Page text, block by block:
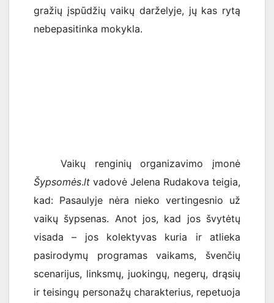
gražių įspūdžių vaikų darželyje, jų kas rytą
nebepasitinka mokykla.
Vaikų renginių organizavimo įmonė
Šypsomės.lt vadovė Jelena Rudakova teigia,
kad: Pasaulyje nėra nieko vertingesnio už
vaikų šypsenas. Anot jos, kad jos švytėtų
visada – jos kolektyvas kuria ir atlieka
pasirodymų programas vaikams, švenčių
scenarijus, linksmų, juokingų, negerų, drąsių
ir teisingų personažų charakterius, repetuoja